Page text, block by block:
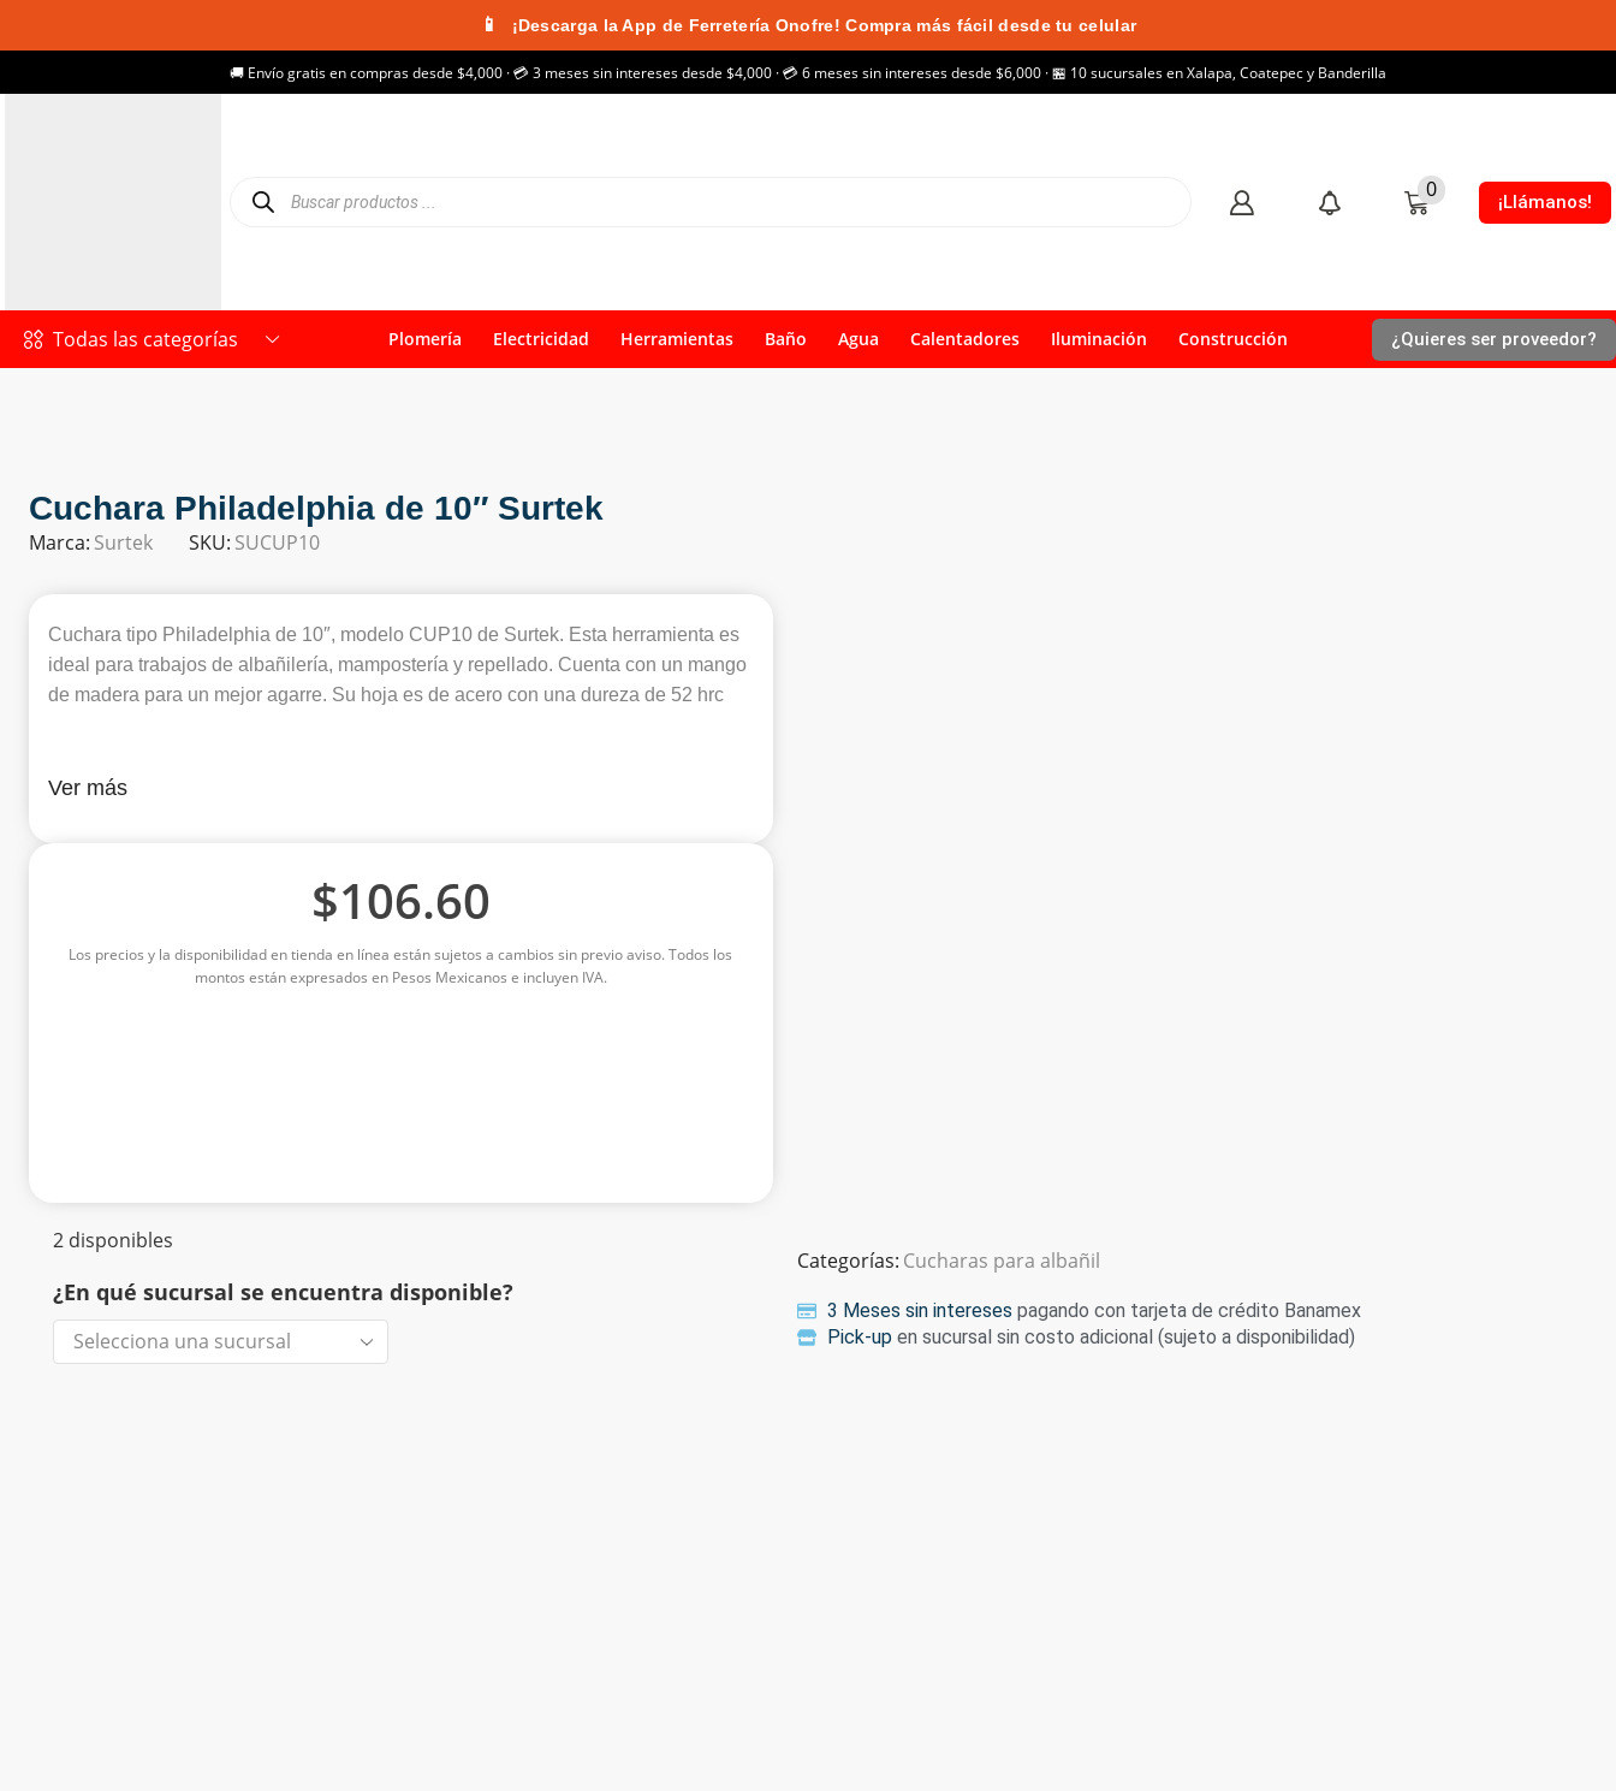
📱 ¡Descarga la App de Ferretería Onofre! Compra más fácil desde tu celular
🚚 Envío gratis en compras desde $4,000 · 💳 3 meses sin intereses desde $4,000 · 💳 6 meses sin intereses desde $6,000 · 🏪 10 sucursales en Xalapa, Coatepec y Banderilla
0 ¡Llámanos!
Todas las categorías Plomería Electricidad Herramientas Baño Agua Calentadores Iluminación Construcción ¿Quieres ser proveedor?
Cuchara Philadelphia de 10″ Surtek
Marca: Surtek SKU: SUCUP10
Cuchara tipo Philadelphia de 10″, modelo CUP10 de Surtek. Esta herramienta es
ideal para trabajos de albañilería, mampostería y repellado. Cuenta con un mango
de madera para un mejor agarre. Su hoja es de acero con una dureza de 52 hrc
Ver más
$106.60
Los precios y la disponibilidad en tienda en línea están sujetos a cambios sin previo aviso. Todos los
montos están expresados en Pesos Mexicanos e incluyen IVA.
2 disponibles
¿En qué sucursal se encuentra disponible?
Categorías: Cucharas para albañil
3 Meses sin intereses pagando con tarjeta de crédito Banamex
Pick-upen sucursal sin costo adicional (sujeto a disponibilidad)